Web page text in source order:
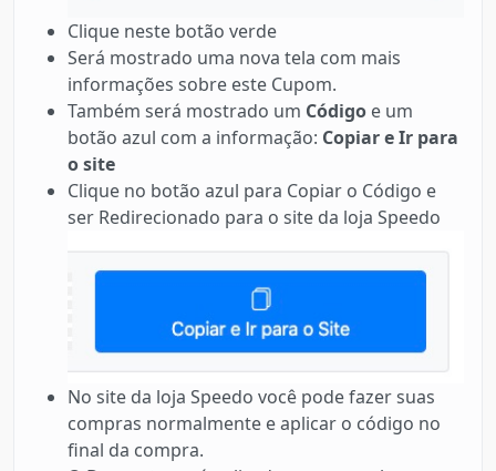
Clique neste botão verde
Será mostrado uma nova tela com mais
informações sobre este Cupom.
Também será mostrado um Código e um
botão azul com a informação: Copiar e Ir para
o site
Clique no botão azul para Copiar o Código e
ser Redirecionado para o site da loja Speedo
No site da loja Speedo você pode fazer suas
compras normalmente e aplicar o código no
final da compra.